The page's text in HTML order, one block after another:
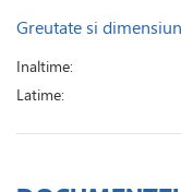
Greutate si
Inaltime:
Latime: